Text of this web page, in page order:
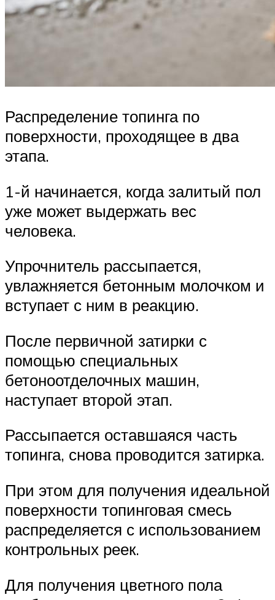
Распределение топинга по
поверхности, проходящее в два
этапа.
1-й начинается, когда залитый пол
уже может выдержать вес
человека.
Упрочнитель рассыпается,
увлажняется бетонным молочком и
вступает с ним в реакцию.
После первичной затирки с
помощью специальных
бетоноотделочных машин,
наступает второй этап.
Рассыпается оставшаяся часть
топинга, снова проводится затирка.
При этом для получения идеальной
поверхности топинговая смесь
распределяется с использованием
контрольных реек.
Для получения цветного пола